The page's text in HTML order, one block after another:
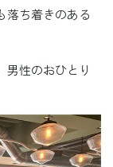
落ち着きのある
男性のおひとり